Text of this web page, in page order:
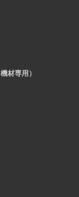
材専用）